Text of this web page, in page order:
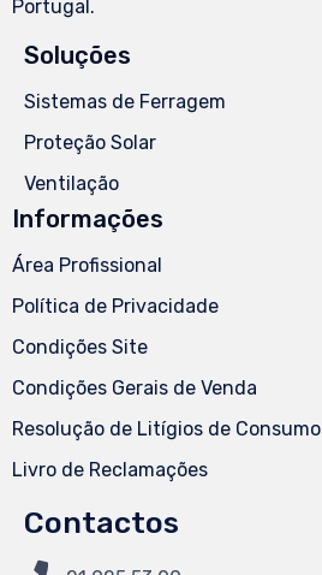
Portugal.
Soluções
Sistemas de Ferragem
Proteção Solar
Ventilação
Informações
Área Profissional
Política de Privacidade
Condições Site
Condições Gerais de Venda
Resolução de Litígios de Consumo
Livro de Reclamações
Contactos